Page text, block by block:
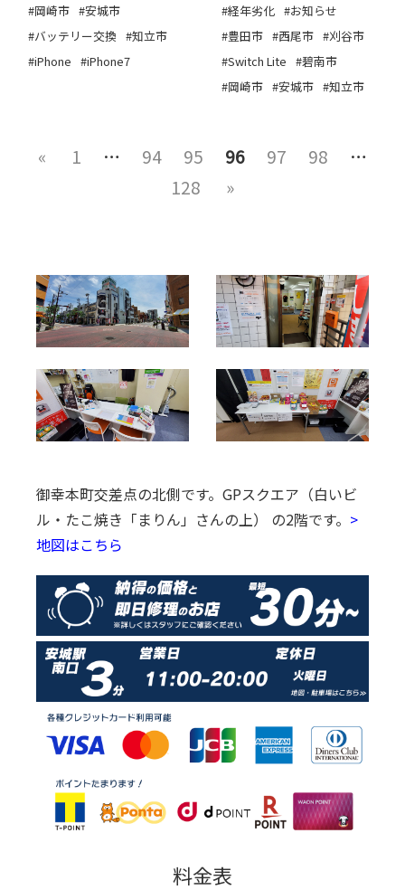
#岡崎市 #安城市
#バッテリー交換 #知立市
#iPhone #iPhone7
#経年劣化 #お知らせ
#豊田市 #西尾市 #刈谷市
#Switch Lite #碧南市
#岡崎市 #安城市 #知立市
« 1 … 94 95 96 97 98
…
128
»
御幸本町交差点の北側です。 GPスクエア（白いビ
ル・たこ焼き「まりん」さんの上） の2階です。 >
地図はこちら
料金表